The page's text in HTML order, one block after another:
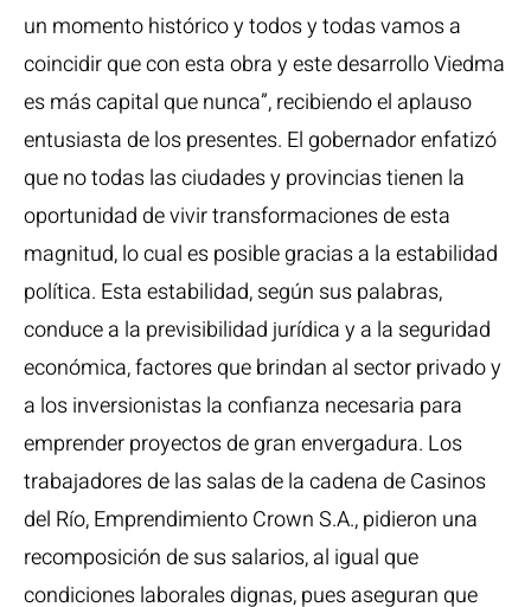
un momento histórico y todos y todas vamos a
coincidir que con esta obra y este desarrollo Viedma
es más capital que nunca”, recibiendo el aplauso
entusiasta de los presentes. El gobernador enfatizó
que no todas las ciudades y provincias tienen la
oportunidad de vivir transformaciones de esta
magnitud, lo cual es posible gracias a la estabilidad
política. Esta estabilidad, según sus palabras,
conduce a la previsibilidad jurídica y a la seguridad
económica, factores que brindan al sector privado y
a los inversionistas la confianza necesaria para
emprender proyectos de gran envergadura. Los
trabajadores de las salas de la cadena de Casinos
del Río, Emprendimiento Crown S.A., pidieron una
recomposición de sus salarios, al igual que
condiciones laborales dignas, pues aseguran que